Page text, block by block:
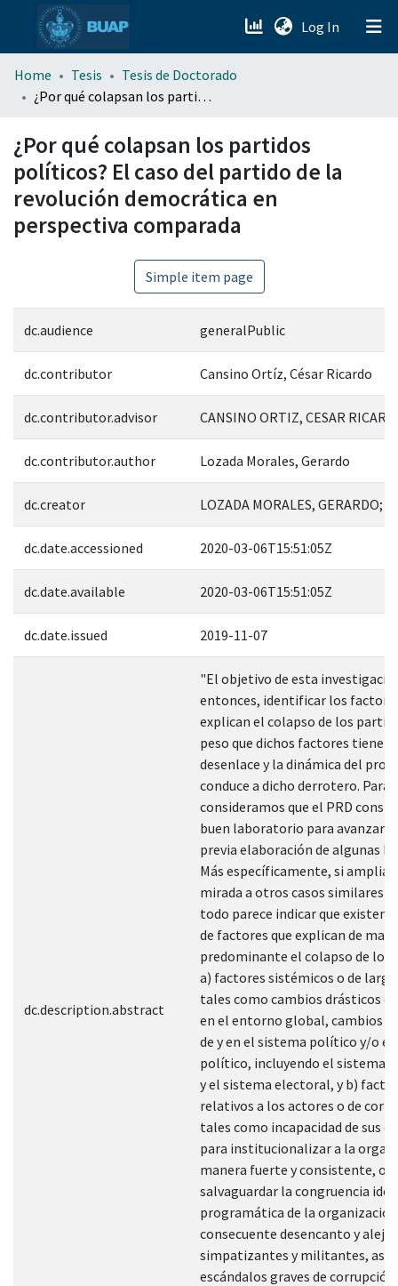
Log In (current)
menu.section.about_menu
Home Tesis
Tesis de Doctorado
¿Por qué colapsan los partidos políticos? El caso del partido de la revolución democrática en perspectiva comparada
¿Por qué colapsan los partidos
políticos? El caso del partido de la
revolución democrática en
perspectiva comparada
Simple item page
dc.audience generalPublic
dc.contributor Cansino Ortíz, César Ricardo
dc.contributor.advisor CANSINO ORTIZ, CESAR
dc.contributor.author Lozada Morales, Gerardo
dc.creator LOZADA MORALES, GERARDO;
dc.date.accessioned 2020-03-06T15:51:05Z
dc.date.available 2020-03-06T15:51:05Z
dc.date.issued 2019-11-07
dc.description.abstract
"El objetivo de esta
entonces, identificar los
explican el colapso de los
peso que dichos factores tienen
desenlace y la dinámica del
conduce a dicho derrotero. Para
consideramos que el PRD
buen laboratorio para avanzar
previa elaboración de algunas
Más específicamente, si
mirada a otros casos similares
todo parece indicar que existen
de factores que explican de
predominante el colapso de los
a) factores sistémicos o de
tales como cambios drásticos o
en el entorno global, cambios
de y en el sistema político y/o
político, incluyendo el sistema
y el sistema electoral, y b)
relativos a los actores o de
tales como incapacidad de sus
para institucionalizar a la
manera fuerte y consistente, o
salvaguardar la congruencia
programática de la
consecuente desencanto y
simpatizantes y militantes, así
escándalos graves de corrupción